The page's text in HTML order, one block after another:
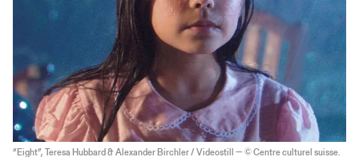
“Eight”, Teresa Hubbard & Alexander Birchler / Videostill — © Centre culturel suisse.